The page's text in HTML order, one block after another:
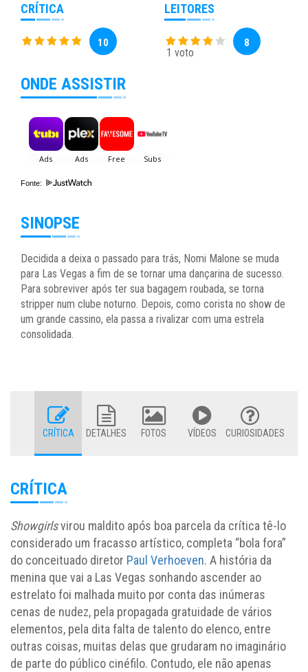
CRÍTICA
10
LEITORES
1 voto
8
ONDE ASSISTIR
Fonte:
SINOPSE
Decidida a deixa o passado para trás, Nomi Malone se muda
para Las Vegas a fim de se tornar uma dançarina de sucesso.
Para sobreviver após ter sua bagagem roubada, se torna
stripper num clube noturno. Depois, como corista no show de
um grande cassino, ela passa a rivalizar com uma estrela
consolidada.
CRÍTICA DETALHES FOTOS VÍDEOS CURIOSIDADES
CRÍTICA
Showgirlsvirou maldito após boa parcela da crítica tê-lo
considerado um fracasso artístico, completa “bola fora”
do conceituado diretor Paul Verhoeven. A história da
menina que vai a Las Vegas sonhando ascender ao
estrelato foi malhada muito por conta das inúmeras
cenas de nudez, pela propagada gratuidade de vários
elementos, pela dita falta de talento do elenco, entre
outras coisas, muitas delas que grudaram no imaginário
de parte do público cinéfilo. Contudo, ele não apenas